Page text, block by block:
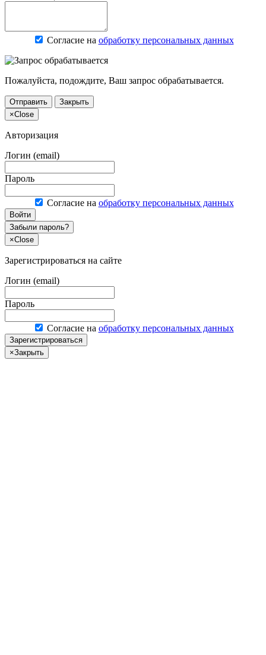
Согласие на обработку персональных данных
Пожалуйста, подождите, Ваш запрос обрабатывается.
Отправить
Закрыть
×Close
Авторизация
Логин (email)
Пароль
Согласие на обработку персональных данных
Войти
Забыли пароль?
×Close
Зарегистрироваться на сайте
Логин (email)
Пароль
Согласие на обработку персональных данных
Зарегистрироваться
×Закрыть